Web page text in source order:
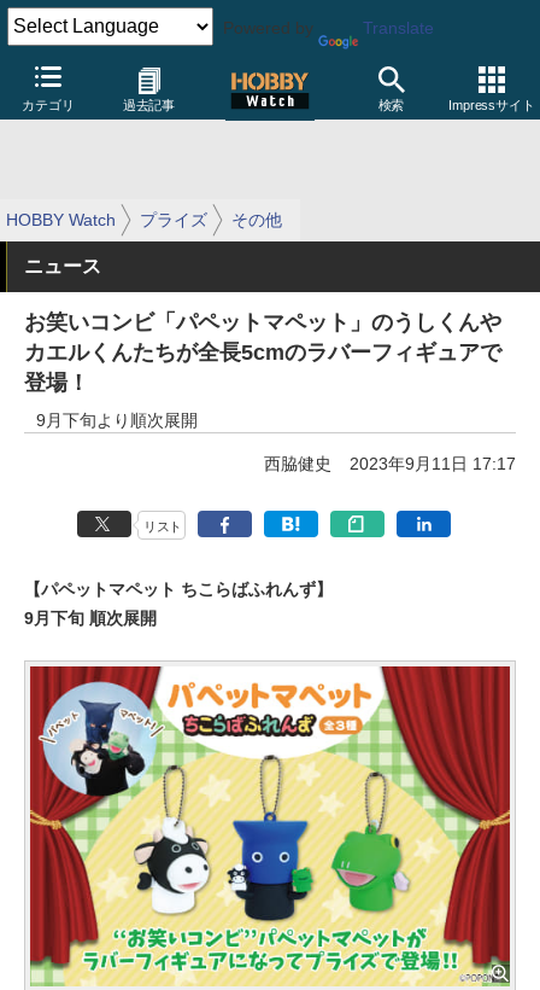
Powered by Translate
カテゴリ 過去記事 検索 Impressサイト
HOBBY Watch プライズ その他
ニュース
お笑いコンビ「パペットマペット」のうしくんや
カエルくんたちが全長5cmのラバーフィギュアで
登場！
9月下旬より順次展開
西脇健史 2023年9月11日 17:17
リスト
【パペットマペット ちこらばふれんず】
9月下旬 順次展開